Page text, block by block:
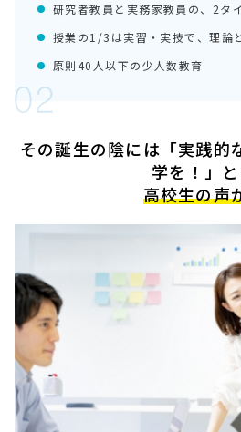
研究者教員と実務家教員の、2タ
授業の1/3は実習・実技で、理論
原則40人以下の少人数教育
その誕生の陰には「実践的
学を！」
高校生の声